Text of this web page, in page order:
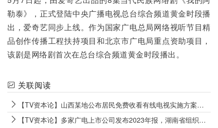
勒泰》，正式登陆中央广播电视总台综合频道黄金时段播
出，爱奇艺同步上线。作为国家广电总局网络视听节目精
品创作传播工程扶持项目和北京市广电局重点资助项目，
该剧是网络剧首次在总台综合频道黄金时段播出。
关联阅读
【TV资本论】山西某地公布居民免费收看有线电视实施方案，全国酒店电视操作治理会召开
【TV资本论】多家广电上市公司发布2023年报，湖南省组织开展“一省一网”情况调研